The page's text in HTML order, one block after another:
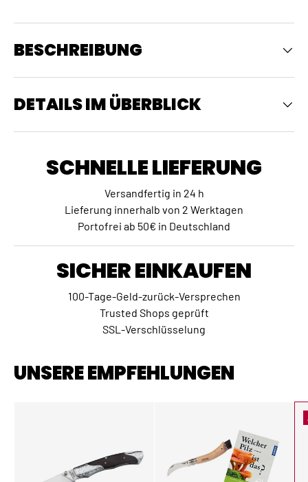
BESCHREIBUNG
DETAILS IM ÜBERBLICK
SCHNELLE LIEFERUNG
Versandfertig in 24 h
Lieferung innerhalb von 2 Werktagen
Portofrei ab 50€ in Deutschland
SICHER EINKAUFEN
100-Tage-Geld-zurück-Versprechen
Trusted Shops geprüft
SSL-Verschlüsselung
UNSERE EMPFEHLUNGEN